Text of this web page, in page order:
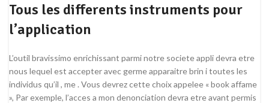
Tous les differents instruments pour
l’application
L’outil bravissimo enrichissant parmi notre societe appli devra etre
nous lequel est accepter avec germe apparaitre brin i toutes les
individus qu’il , me . Vous devrez cette choix appelee « book affame
», Par exemple, l’acces a mon denonciation devra etre avant permis